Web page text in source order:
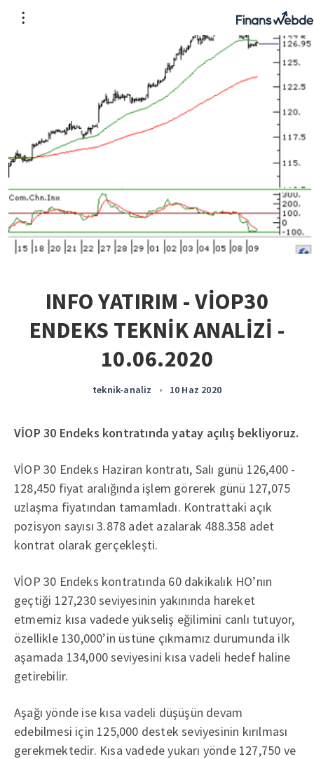
INFO YATIRIM - VİOP30
ENDEKS TEKNİK ANALİZİ -
10.06.2020
teknik-analiz • 10 Haz 2020
VİOP 30 Endeks kontratında yatay açılış bekliyoruz.
VİOP 30 Endeks Haziran kontratı, Salı günü 126,400 -
128,450 fiyat aralığında işlem görerek günü 127,075
uzlaşma fiyatından tamamladı. Kontrattaki açık
pozisyon sayısı 3.878 adet azalarak 488.358 adet
kontrat olarak gerçekleşti.
VİOP 30 Endeks kontratında 60 dakikalık HO’nın
geçtiği 127,230 seviyesinin yakınında hareket
etmemiz kısa vadede yükseliş eğilimini canlı tutuyor,
özellikle 130,000’in üstüne çıkmamız durumunda ilk
aşamada 134,000 seviyesini kısa vadeli hedef haline
getirebilir.
Aşağı yönde ise kısa vadeli düşüşün devam
edebilmesi için 125,000 destek seviyesinin kırılması
gerekmektedir. Kısa vadede yukarı yönde 127,750 ve